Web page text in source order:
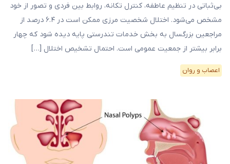
بی‌ثباتی در تنظیم عاطفه، کنترل تکانه، روابط بین فردی و تصور از خود
مشخص می‌شود. اختلال شخصیت مرزی ممکن است در ۶.۴ درصد از
مراجعین بزرگسال به بخش خدمات تندرستی پایه دیده شود که چهار
برابر بیشتر از جمعیت عمومی است. احتمال تشخیص اختلال […]
اعصاب و روان